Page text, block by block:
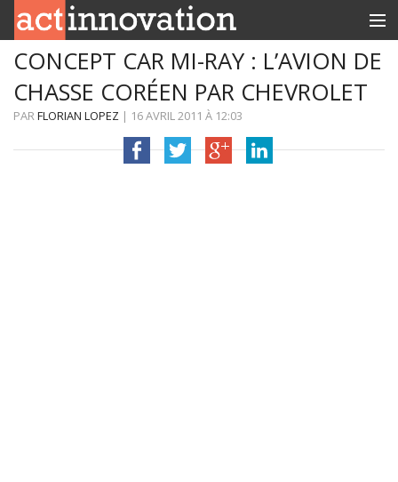
RUBRIQUES
INNOBOX
CONCEPT CAR MI-RAY : L’AVION DE
CHASSE CORÉEN PAR CHEVROLET
PARFLORIAN LOPEZ | 16 AVRIL 2011 À 12:03